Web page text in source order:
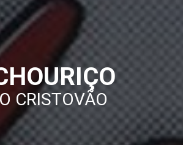
CRISTOVÃO